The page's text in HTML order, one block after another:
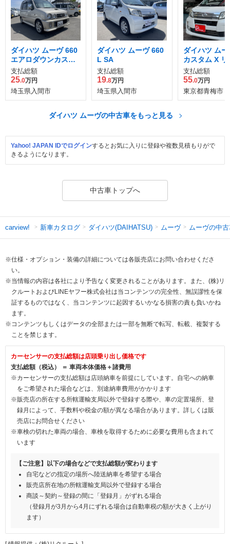
ダイハツ ムーヴ 660
エアロダウンカスタ
ム
支払総額
25.0万円
埼玉県入間市
ダイハツ ムーヴ 660
L SA
支払総額
19.8万円
埼玉県入間市
ダイハツ ム
カスタム X リ
ド SA
支払総額
55.0万円
東京都青梅市
ダイハツ ムーヴの中古車をもっと見る
Yahoo! JAPAN IDでログインするとお気に入りに登録や複数見積もりがで
きるようになります。
中古車トップへ
carview! 新車カタログ ダイハツ(DAIHATSU) ムーヴ ムーヴの中
※仕様・オプション・装備の詳細については各販売店にお問い合わせくださ
い。
※当情報の内容は各社により予告なく変更されることがあります。また、(株)リ
クルートおよびLINEヤフー株式会社は当コンテンツの完全性、無誤謬性を保
証するものではなく、当コンテンツに起因するいかなる損害の責も負いかね
ます。
※コンテンツもしくはデータの全部または一部を無断で転写、転載、複製する
ことを禁じます。
カーセンサーの支払総額は店頭乗り出し価格です
支払総額（税込） ＝ 車両本体価格＋諸費用
※カーセンサーの支払総額は店頭納車を前提にしています。自宅への納車
をご希望された場合などは、別途納車費用がかかります
※販売店の所在する所轄運輸支局以外で登録する際や、車の定置場所、登
録月によって、手数料や税金の額が異なる場合があります。詳しくは販
売店にお問合せください
※車検の切れた車両の場合、車検を取得するために必要な費用も含まれて
います
【ご注意】以下の場合などで支払総額が変わります
自宅などの指定の場所へ陸送納車を希望する場合
販売店所在地の所轄運輸支局以外で登録する場合
商談～契約～登録の間に「登録月」がずれる場合
（登録月が3月から4月にずれる場合は自動車税の額が大きく上がり
ます）